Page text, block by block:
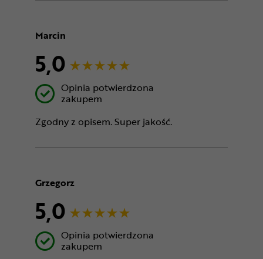
Marcin
5,0
Opinia potwierdzona
zakupem
Zgodny z opisem. Super jakość.
Grzegorz
5,0
Opinia potwierdzona
zakupem